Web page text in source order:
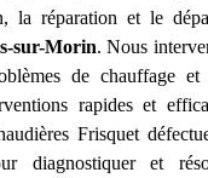
la réparation et le
sur-Morin. Nous
de chauffage
rapides et
Frisquet
diagnostiquer et